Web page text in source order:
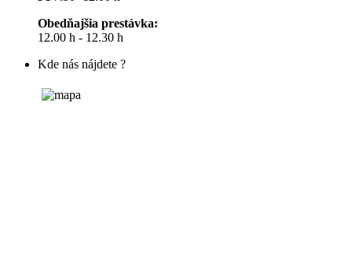
Obedňajšia prestávka:
12.00 h - 12.30 h
Kde nás nájdete ?